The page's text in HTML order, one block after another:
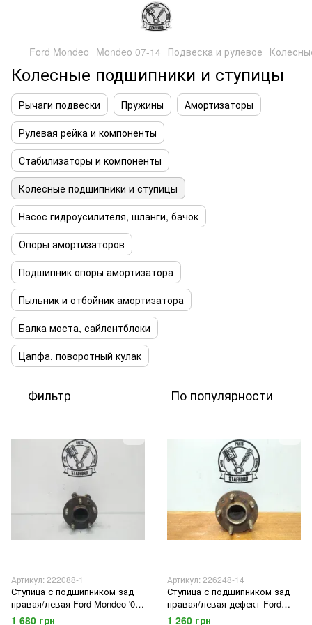
Ford Mondeo Mondeo 07-14 Подвеска и рулевое
Колесные подшипники и ступицы
Рычаги подвески Пружины
Амортизаторы
Рулевая рейка и компоненты
Стабилизаторы и компоненты
Колесные подшипники и ступицы
Насос гидроусилителя, шланги, бачок
Опоры амортизаторов
Подшипник опоры амортизатора
Пыльник и отбойник амортизатора
Балка моста, сайлентблоки
Цапфа, поворотный кулак
Фильтр По популярности
Артикул: 222088-1
Ступица с подшипником зад
правая/левая Ford Mondeo '07-
'14 / Focus '09-'11 / 2WD Kuga
1 680 грн
Артикул: 226248-14
Ступица с подшипником зад
правая/левая дефект Ford
Mondeo '07-'08
1 260 грн